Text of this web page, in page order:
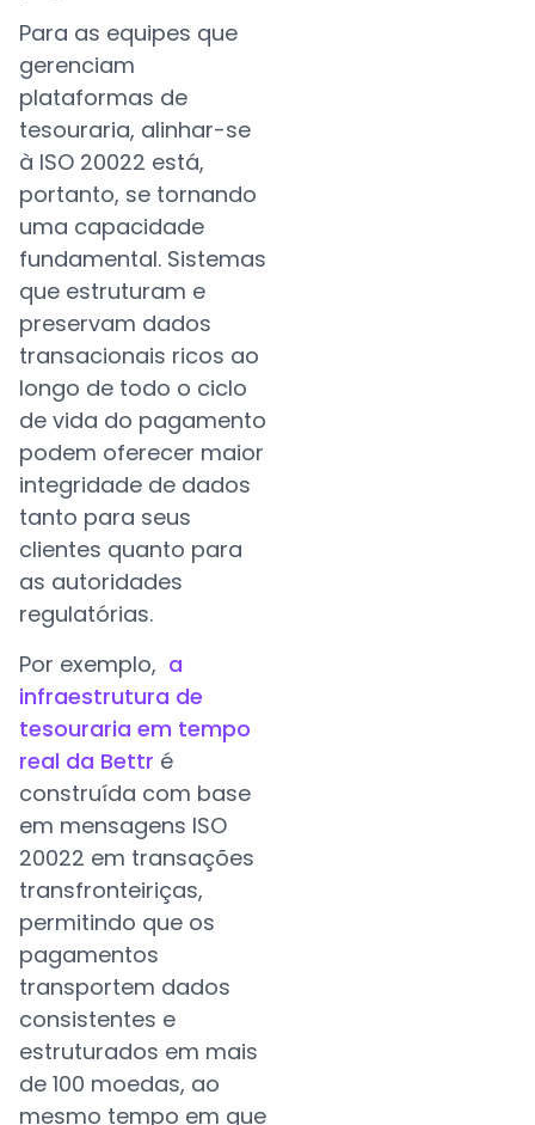
Para as equipes que
gerenciam
plataformas de
tesouraria, alinhar-se
à ISO 20022 está,
portanto, se tornando
uma capacidade
fundamental. Sistemas
que estruturam e
preservam dados
transacionais ricos ao
longo de todo o ciclo
de vida do pagamento
podem oferecer maior
integridade de dados
tanto para seus
clientes quanto para
as autoridades
regulatórias.
Por exemplo, a
infraestrutura de
tesouraria em tempo
real da Bettr é
construída com base
em mensagens ISO
20022 em transações
transfronteiriças,
permitindo que os
pagamentos
transportem dados
consistentes e
estruturados em mais
de 100 moedas, ao
mesmo tempo em que